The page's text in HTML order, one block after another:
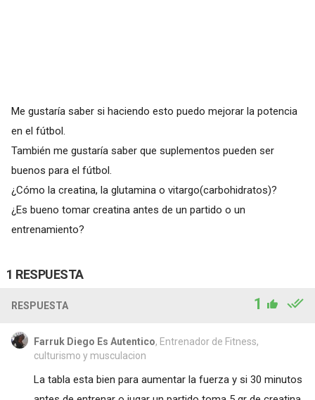
Me gustaría saber si haciendo esto puedo mejorar la potencia
en el fútbol.
También me gustaría saber que suplementos pueden ser
buenos para el fútbol.
¿Cómo la creatina, la glutamina o vitargo(carbohidratos)?
¿Es bueno tomar creatina antes de un partido o un
entrenamiento?
1 RESPUESTA
RESPUESTA 1
Farruk Diego Es Autentico, Entrenador de Fitness,
culturismo y musculacion
La tabla esta bien para aumentar la fuerza y si 30 minutos